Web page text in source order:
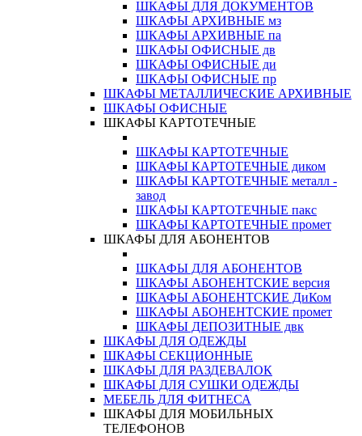
ШКАФЫ ДЛЯ ДОКУМЕНТОВ
ШКАФЫ АРХИВНЫЕ мз
ШКАФЫ АРХИВНЫЕ па
ШКАФЫ ОФИСНЫЕ дв
ШКАФЫ ОФИСНЫЕ ди
ШКАФЫ ОФИСНЫЕ пр
ШКАФЫ МЕТАЛЛИЧЕСКИЕ АРХИВНЫЕ
ШКАФЫ ОФИСНЫЕ
ШКАФЫ КАРТОТЕЧНЫЕ
ШКАФЫ КАРТОТЕЧНЫЕ
ШКАФЫ КАРТОТЕЧНЫЕ диком
ШКАФЫ КАРТОТЕЧНЫЕ металл -
завод
ШКАФЫ КАРТОТЕЧНЫЕ пакс
ШКАФЫ КАРТОТЕЧНЫЕ промет
ШКАФЫ ДЛЯ АБОНЕНТОВ
ШКАФЫ ДЛЯ АБОНЕНТОВ
ШКАФЫ АБОНЕНТСКИЕ версия
ШКАФЫ АБОНЕНТСКИЕ ДиКом
ШКАФЫ АБОНЕНТСКИЕ промет
ШКАФЫ ДЕПОЗИТНЫЕ двк
ШКАФЫ ДЛЯ ОДЕЖДЫ
ШКАФЫ СЕКЦИОННЫЕ
ШКАФЫ ДЛЯ РАЗДЕВАЛОК
ШКАФЫ ДЛЯ СУШКИ ОДЕЖДЫ
МЕБЕЛЬ ДЛЯ ФИТНЕСА
ШКАФЫ ДЛЯ МОБИЛЬНЫХ
ТЕЛЕФОНОВ